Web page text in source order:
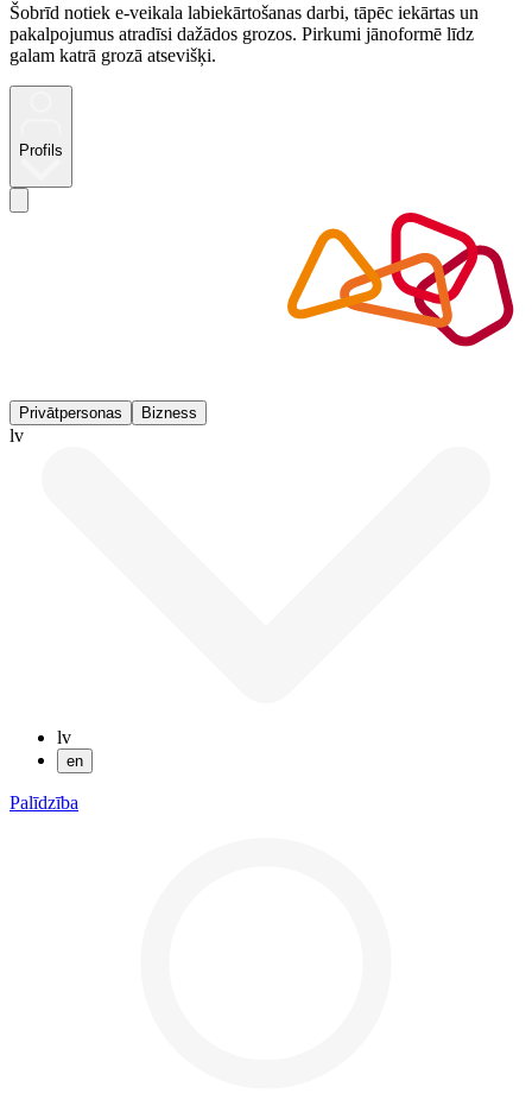
Šobrīd notiek e-veikala labiekārtošanas darbi, tāpēc iekārtas un
pakalpojumus atradīsi dažādos grozos. Pirkumi jānoformē līdz
galam katrā grozā atsevišķi.
Profils
Privātpersonas Bizness
lv
lv
en
Palīdzība